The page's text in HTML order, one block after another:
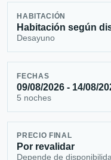
HABITACIÓN
Habitación según
Desayuno
FECHAS
09/08/2026 - 14/08/
5 noches
PRECIO FINAL
Por revalidar
Depende de